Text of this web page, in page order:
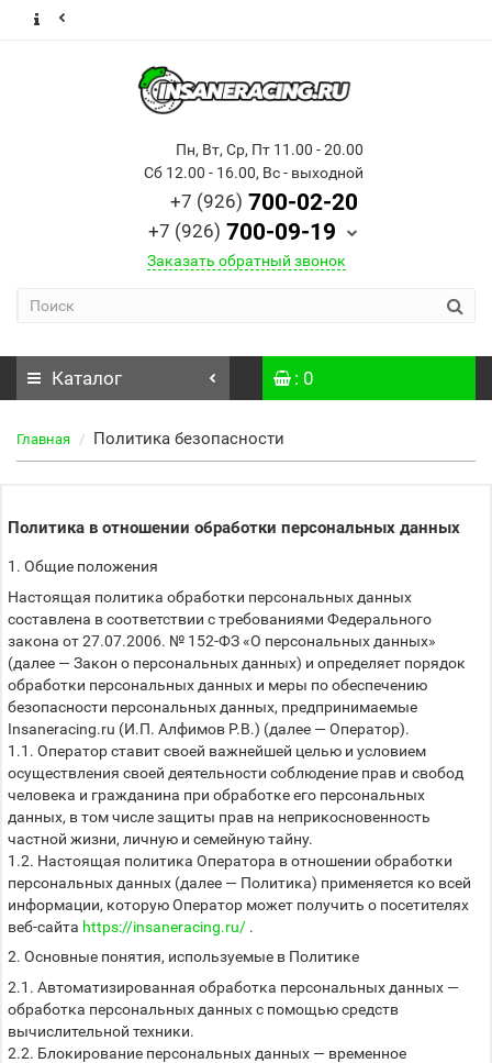
Пн, Вт, Ср, Пт 11.00 - 20.00
Сб 12.00 - 16.00, Вс - выходной
+7 (926) 700-02-20
+7 (926) 700-09-19
Заказать обратный звонок
Каталог : 0
Главная Политика безопасности
Политика в отношении обработки персональных данных
1. Общие положения
Настоящая политика обработки персональных данных
составлена в соответствии с требованиями Федерального
закона от 27.07.2006. № 152-ФЗ «О персональных данных»
(далее — Закон о персональных данных) и определяет порядок
обработки персональных данных и меры по обеспечению
безопасности персональных данных, предпринимаемые
Insaneracing.ru (И.П. Алфимов Р.В.) (далее — Оператор).
1.1. Оператор ставит своей важнейшей целью и условием
осуществления своей деятельности соблюдение прав и свобод
человека и гражданина при обработке его персональных
данных, в том числе защиты прав на неприкосновенность
частной жизни, личную и семейную тайну.
1.2. Настоящая политика Оператора в отношении обработки
персональных данных (далее — Политика) применяется ко всей
информации, которую Оператор может получить о посетителях
веб-сайта https://insaneracing.ru/ .
2. Основные понятия, используемые в Политике
2.1. Автоматизированная обработка персональных данных —
обработка персональных данных с помощью средств
вычислительной техники.
2.2. Блокирование персональных данных — временное